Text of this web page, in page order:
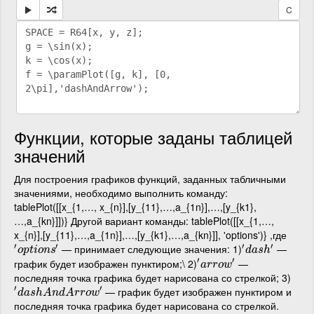
C
Функции, которые заданы таблицей
значений
Для построения графиков функций, заданных табличными
значениями, необходимо выполнить команду:
tablePlot([[x_{1,…, x_{n}],[y_{11},…,a_{1n}],…,[y_{k1},
…,a_{kn}]])} Другой вариант команды: tablePlot([[x_{1,…,
x_{n}],[y_{11},…,a_{1n}],…,[y_{k1},…,a_{kn}]], 'options')} ,где
′options′
′options′ — принимает следующие значения: 1)′dash′
′dash′
—
график будет изображен пунктиром;\ 2)′arrow′
′arrow′
—
последняя точка графика будет нарисована со стрелкой; 3)
′dashAndArrow′
′dashAndArrow′
— график будет изображен пунктиром и
последняя точка графика будет нарисована со стрелкой.